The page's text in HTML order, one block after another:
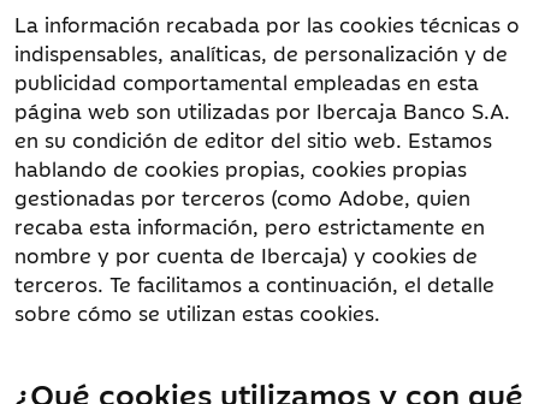
La información recabada por las cookies técnicas o
indispensables, analíticas, de personalización y de
publicidad comportamental empleadas en esta
página web son utilizadas por Ibercaja Banco S.A.
en su condición de editor del sitio web. Estamos
hablando de cookies propias, cookies propias
gestionadas por terceros (como Adobe, quien
recaba esta información, pero estrictamente en
nombre y por cuenta de Ibercaja) y cookies de
terceros. Te facilitamos a continuación, el detalle
sobre cómo se utilizan estas cookies.
¿Qué cookies utilizamos y con qué